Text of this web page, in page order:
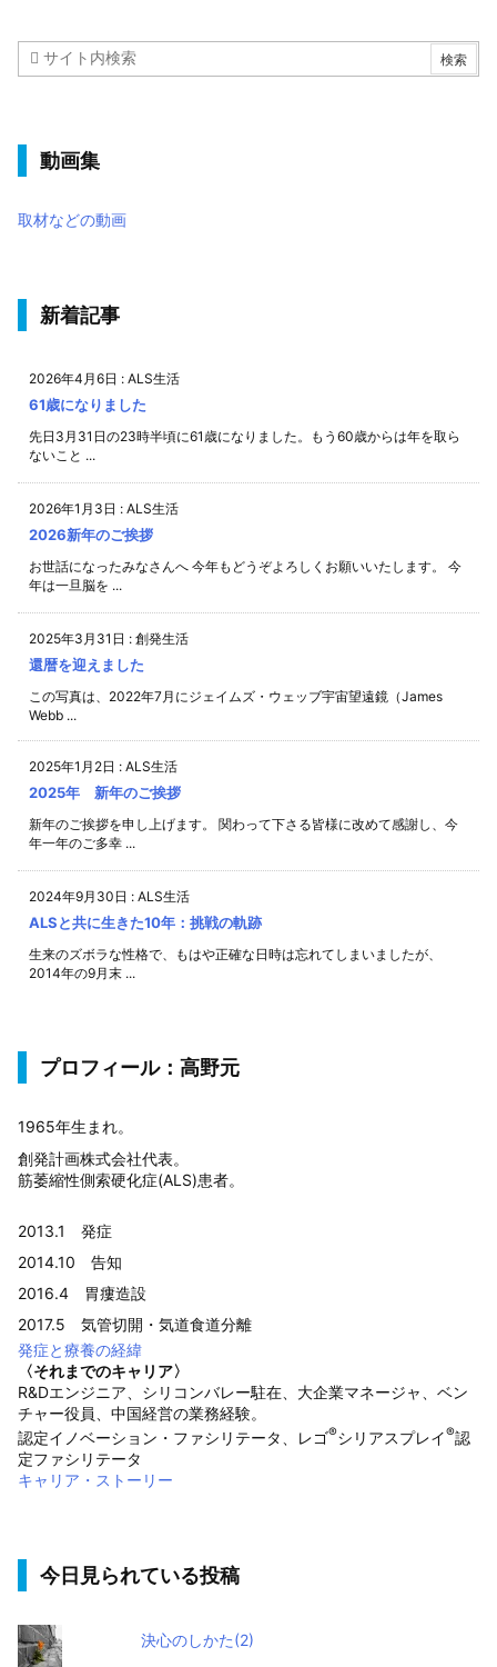
動画集
取材などの動画
新着記事
2026年4月6日 : ALS生活
61歳になりました
先日3月31日の23時半頃に61歳になりました。もう60歳からは年を取ら
ないこと ...
2026年1月3日 : ALS生活
2026新年のご挨拶
お世話になったみなさんへ 今年もどうぞよろしくお願いいたします。 今
年は一旦脳を ...
2025年3月31日 : 創発生活
還暦を迎えました
この写真は、2022年7月にジェイムズ・ウェッブ宇宙望遠鏡（James
Webb ...
2025年1月2日 : ALS生活
2025年 新年のご挨拶
新年のご挨拶を申し上げます。 関わって下さる皆様に改めて感謝し、今
年一年のご多幸 ...
2024年9月30日 : ALS生活
ALSと共に生きた10年：挑戦の軌跡
生来のズボラな性格で、もはや正確な日時は忘れてしまいましたが、
2014年の9月末 ...
プロフィール：高野元
1965年生まれ。
創発計画株式会社代表。
筋萎縮性側索硬化症(ALS)患者。
2013.1 発症
2014.10 告知
2016.4 胃瘻造設
2017.5 気管切開・気道食道分離
発症と療養の経緯
〈それまでのキャリア〉
R&Dエンジニア、シリコンバレー駐在、大企業マネージャ、ベン
チャー役員、中国経営の業務経験。
認定イノベーション・ファシリテータ、レゴ®シリアスプレイ®認
定ファシリテータ
キャリア・ストーリー
今日見られている投稿
決心のしかた(2)